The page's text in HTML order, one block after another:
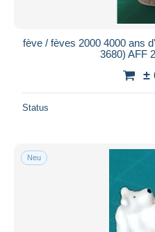
fève / fèves 2000 4000 ans
3680) AFF
±
Status
Neu